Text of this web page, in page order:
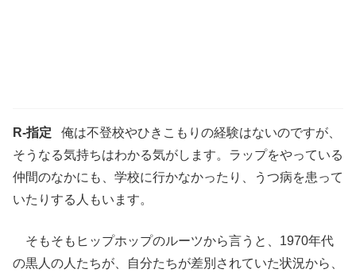
R-指定 俺は不登校やひきこもりの経験はないのですが、
そうなる気持ちはわかる気がします。ラップをやっている
仲間のなかにも、学校に行かなかったり、うつ病を患って
いたりする人もいます。
そもそもヒップホップのルーツから言うと、1970年代
の黒人の人たちが、自分たちが差別されていた状況から、